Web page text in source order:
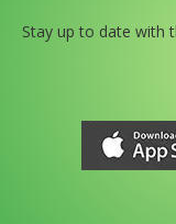
Stay up to date with